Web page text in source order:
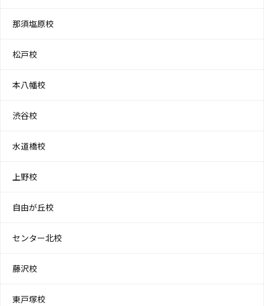
那須塩原校
松戸校
本八幡校
渋谷校
水道橋校
上野校
自由が丘校
センター北校
藤沢校
東戸塚校